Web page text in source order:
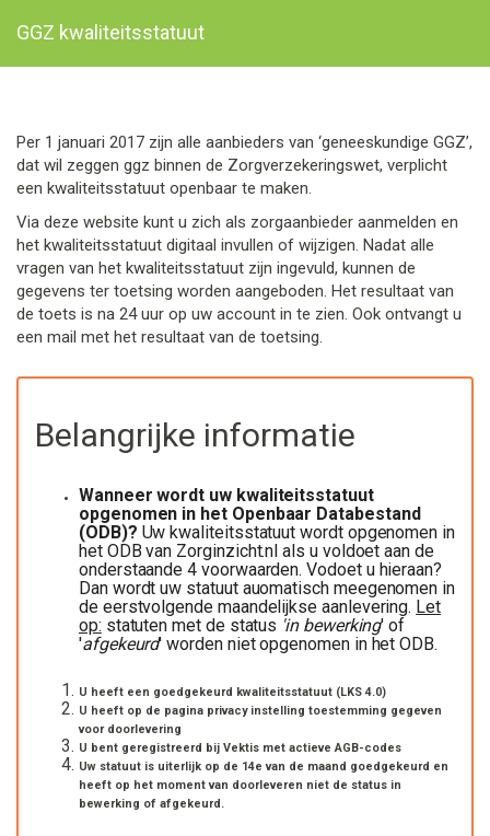
GGZ kwaliteitsstatuut
Per 1 januari 2017 zijn alle aanbieders van ‘geneeskundige GGZ’,
dat wil zeggen ggz binnen de Zorgverzekeringswet, verplicht
een kwaliteitsstatuut openbaar te maken.
Via deze website kunt u zich als zorgaanbieder aanmelden en
het kwaliteitsstatuut digitaal invullen of wijzigen. Nadat alle
vragen van het kwaliteitsstatuut zijn ingevuld, kunnen de
gegevens ter toetsing worden aangeboden. Het resultaat van
de toets is na 24 uur op uw account in te zien. Ook ontvangt u
een mail met het resultaat van de toetsing.
Belangrijke informatie
Wanneer wordt uw kwaliteitsstatuut
opgenomen in het Openbaar Databestand
(ODB)? Uw kwaliteitsstatuut wordt opgenomen in
het ODB van Zorginzicht.nl als u voldoet aan de
onderstaande 4 voorwaarden. Vodoet u hieraan?
Dan wordt uw statuut auomatisch meegenomen in
de eerstvolgende maandelijkse aanlevering. Let
op: statuten met de status 'in bewerking' of
'afgekeurd' worden niet opgenomen in het ODB.
U heeft een goedgekeurd kwaliteitsstatuut (LKS 4.0)
U heeft op de pagina privacy instelling toestemming gegeven
voor doorlevering
U bent geregistreerd bij Vektis met actieve AGB-codes
Uw statuut is uiterlijk op de 14e van de maand goedgekeurd en
heeft op het moment van doorleveren niet de status in
bewerking of afgekeurd.